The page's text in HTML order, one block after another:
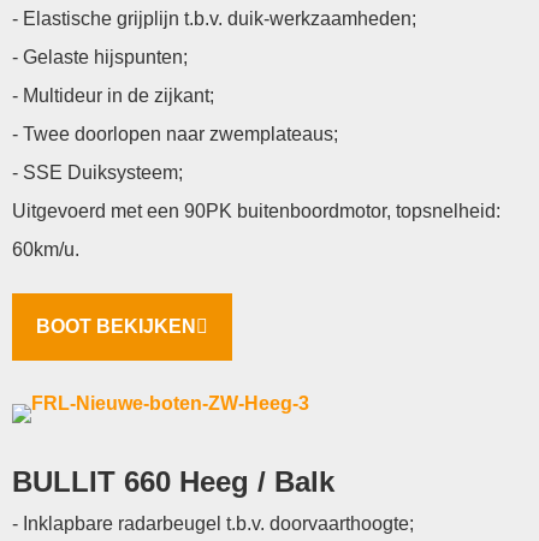
- Elastische grijplijn t.b.v. duik-werkzaamheden;
- Gelaste hijspunten;
- Multideur in de zijkant;
- Twee doorlopen naar zwemplateaus;
- SSE Duiksysteem;
Uitgevoerd met een 90PK buitenboordmotor, topsnelheid:
60km/u.
BOOT BEKIJKEN
BULLIT 660 Heeg / Balk
- Inklapbare radarbeugel t.b.v. doorvaarthoogte;